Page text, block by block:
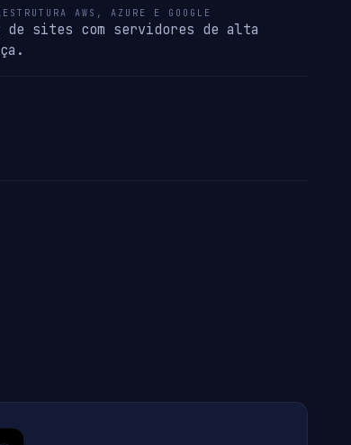
AWS, AZURE E GOOGLE
de sites com servidores de alta